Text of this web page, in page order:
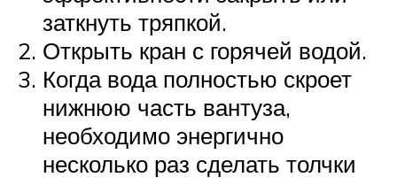
заткнуть тряпкой.
Открыть кран с горячей водой.
Когда вода полностью скроет
нижнюю часть вантуза,
необходимо энергично
несколько раз сделать толчки